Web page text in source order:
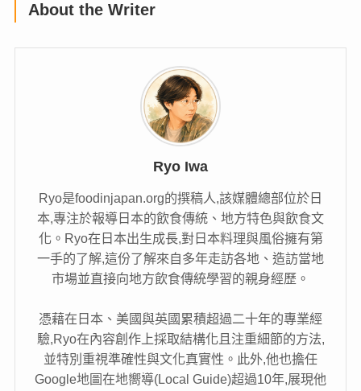
About the Writer
Ryo Iwa
Ryo是foodinjapan.org的撰稿人,該媒體總部位於日
本,專注於報導日本的飲食傳統、地方特色與飲食文
化。Ryo在日本出生成長,對日本料理與風俗擁有第
一手的了解,這份了解來自多年走訪各地、造訪當地
市場並直接向地方飲食傳統學習的親身經歷。
憑藉在日本、美國與英國累積超過二十年的專業經
驗,Ryo在內容創作上採取結構化且注重細節的方法,
並特別重視準確性與文化真實性。此外,他也擔任
Google地圖在地嚮導(Local Guide)超過10年,展現他